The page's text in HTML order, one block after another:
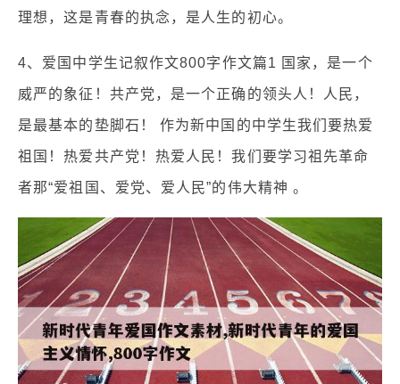
理想，这是青春的执念，是人生的初心。
4、爱国中学生记叙作文800字作文篇1 国家，是一个
威严的象征！共产党，是一个正确的领头人！人民，
是最基本的垫脚石！ 作为新中国的中学生我们要热爱
祖国！热爱共产党！热爱人民！我们要学习祖先革命
者那“爱祖国、爱党、爱人民”的伟大精神 。